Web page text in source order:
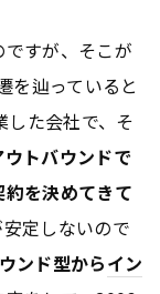
すが、そこが
を辿っていると
した会社で、そ
トバウンドで
を決めてきて
定しないので
ンド型からイン